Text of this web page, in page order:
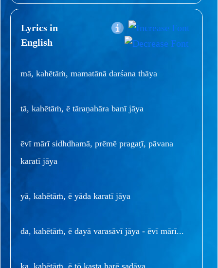
Lyrics in
English
mā, kahētāṁ, mamatānā darśana thāya
tā, kahētāṁ, ē tāraṇahāra banī jāya
ēvī mārī sidhdhamā, prēmē pragaṭī, pāvana
karatī jāya
yā, kahētāṁ, ē yāda karatī jāya
da, kahētāṁ, ē dayā varasāvī jāya - ēvī mārī...
ka, kahētāṁ, ē tō kaṣṭa harē sadāya